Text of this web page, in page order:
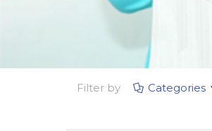
Filter by Categories